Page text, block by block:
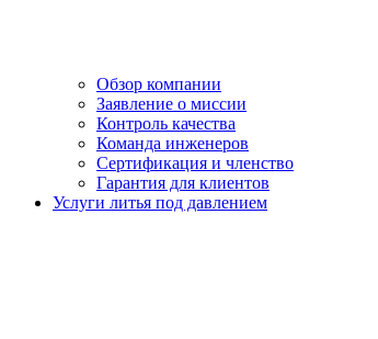
Обзор компании
Заявление о миссии
Контроль качества
Команда инженеров
Сертификация и членство
Гарантия для клиентов
Услуги литья под давлением